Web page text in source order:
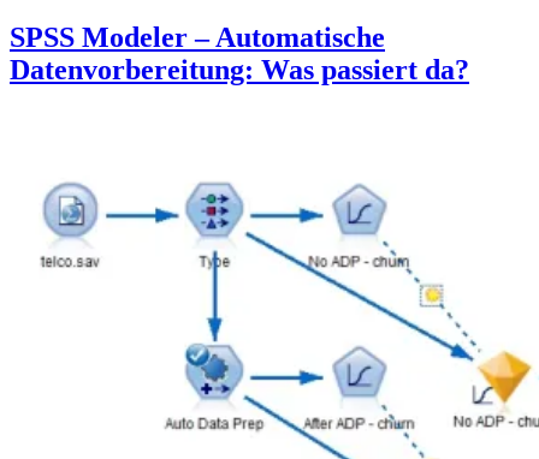
SPSS Modeler – Automatische
Datenvorbereitung: Was passiert da?